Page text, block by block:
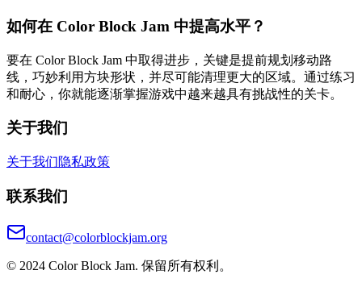
如何在 Color Block Jam 中提高水平？
要在 Color Block Jam 中取得进步，关键是提前规划移动路
线，巧妙利用方块形状，并尽可能清理更大的区域。通过练习
和耐心，你就能逐渐掌握游戏中越来越具有挑战性的关卡。
关于我们
关于我们隐私政策
联系我们
contact@colorblockjam.org
© 2024 Color Block Jam. 保留所有权利。